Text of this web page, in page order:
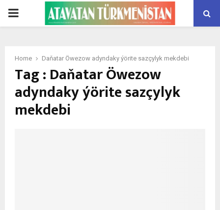
PRIMARY
Home Daňatar Öwezow adyndaky ýörite sazçylyk mekdebi
Tag : Daňatar Öwezow
adyndaky ýörite sazçylyk
mekdebi